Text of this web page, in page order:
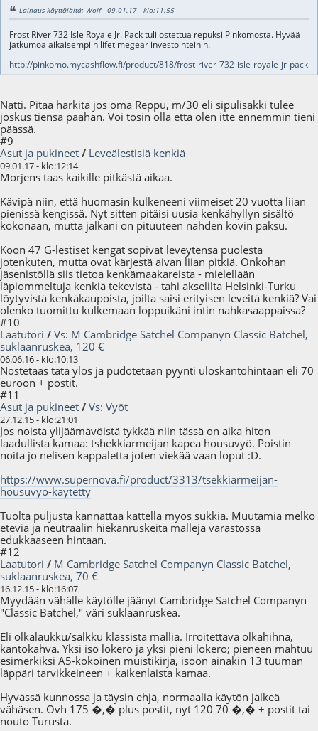
Lainaus käyttäjältä: Wolf - 09.01.17 - klo:11:55
Frost River 732 Isle Royale Jr. Pack tuli ostettua repuksi Pinkomosta. Hyvää
jatkumoa aikaisempiin lifetimegear investointeihin.
http://pinkomo.mycashflow.fi/product/818/frost-river-732-isle-royale-jr-pack
Nätti. Pitää harkita jos oma Reppu, m/30 eli sipulisäkki tulee
joskus tiensä päähän. Voi tosin olla että olen itte ennemmin tieni
päässä.
#9
Asut ja pukineet / Leveälestisiä kenkiä
09.01.17 - klo:12:14
Morjens taas kaikille pitkästä aikaa.
Kävipä niin, että huomasin kulkeneeni viimeiset 20 vuotta liian
pienissä kengissä. Nyt sitten pitäisi uusia kenkähyllyn sisältö
kokonaan, mutta jalkani on pituuteen nähden kovin paksu.
Koon 47 G-lestiset kengät sopivat leveytensä puolesta
jotenkuten, mutta ovat kärjestä aivan liian pitkiä. Onkohan
jäsenistöllä siis tietoa kenkämaakareista - mielellään
läpiommeltuja kenkiä tekevistä - tahi akselilta Helsinki-Turku
löytyvistä kenkäkaupoista, joilta saisi erityisen leveitä kenkiä? Vai
olenko tuomittu kulkemaan loppuikäni intin nahkasaappaissa?
#10
Laatutori / Vs: M Cambridge Satchel Companyn Classic Batchel,
suklaanruskea, 120 €
06.06.16 - klo:10:13
Nostetaas tätä ylös ja pudotetaan pyynti uloskantohintaan eli 70
euroon + postit.
#11
Asut ja pukineet / Vs: Vyöt
27.12.15 - klo:21:01
Jos noista ylijäämävöistä tykkää niin tässä on aika hiton
laadullista kamaa: tshekkiarmeijan kapea housuvyö. Poistin
noita jo nelisen kappaletta joten viekää vaan loput :D.
https://www.supernova.fi/product/3313/tsekkiarmeijan-
housuvyo-kaytetty
Tuolta puljusta kannattaa kattella myös sukkia. Muutamia melko
eteviä ja neutraalin hiekanruskeita malleja varastossa
edukkaaseen hintaan.
#12
Laatutori / M Cambridge Satchel Companyn Classic Batchel,
suklaanruskea, 70 €
16.12.15 - klo:16:07
Myydään vähälle käytölle jäänyt Cambridge Satchel Companyn
"Classic Batchel," väri suklaanruskea.
Eli olkalaukku/salkku klassista mallia. Irroitettava olkahihna,
kantokahva. Yksi iso lokero ja yksi pieni lokero; pieneen mahtuu
esimerkiksi A5-kokoinen muistikirja, isoon ainakin 13 tuuman
läppäri tarvikkeineen + kaikenlaista kamaa.
Hyvässä kunnossa ja täysin ehjä, normaalia käytön jälkeä
vähäsen. Ovh 175 �,� plus postit, nyt 120 70 �,� + postit tai
nouto Turusta.